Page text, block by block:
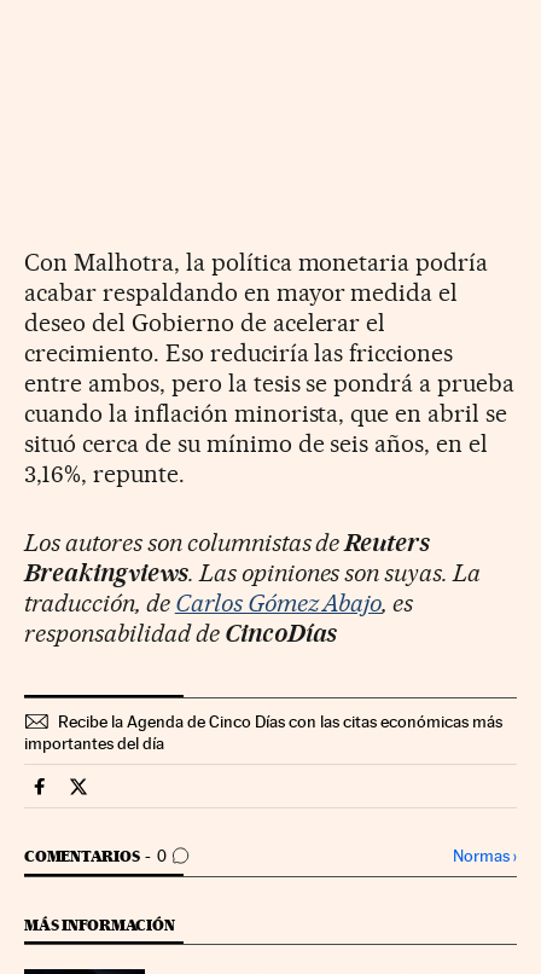
Con Malhotra, la política monetaria podría
acabar respaldando en mayor medida el
deseo del Gobierno de acelerar el
crecimiento. Eso reduciría las fricciones
entre ambos, pero la tesis se pondrá a prueba
cuando la inflación minorista, que en abril se
situó cerca de su mínimo de seis años, en el
3,16%, repunte.
Los autores son columnistas deReuters
Breakingviews. Las opiniones son suyas. La
traducción, de Carlos Gómez Abajo, es
responsabilidad de CincoDías
Recibe la Agenda de Cinco Días con las citas económicas más
importantes del día
Opinion Cinco Días en Facebook
Opinion Cinco Días en Twitter
COMENTARIOS 0
IR A LOS COMENTARIOS Normas›
MÁS INFORMACIÓN